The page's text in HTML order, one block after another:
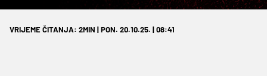
VRIJEME ČITANJA: 2MIN | PON. 20.10.25. | 08:41